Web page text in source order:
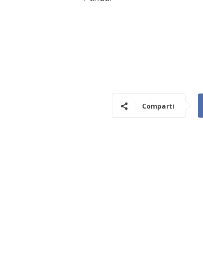
Compartí